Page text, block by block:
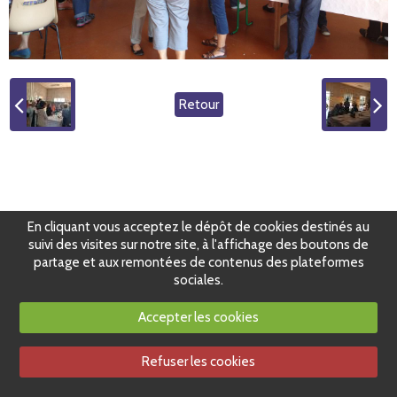
Retour
En cliquant vous acceptez le dépôt de cookies destinés au
suivi des visites sur notre site, à l'affichage des boutons de
partage et aux remontées de contenus des plateformes
sociales.
Accepter les cookies
Refuser les cookies